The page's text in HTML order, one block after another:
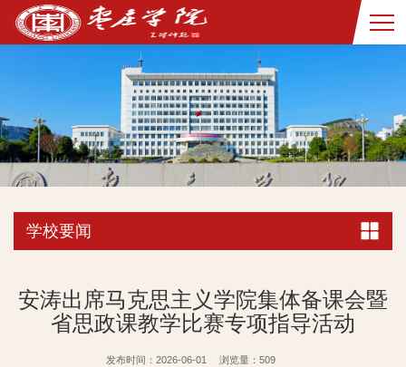
学校要闻
安涛出席马克思主义学院集体备课会暨
省思政课教学比赛专项指导活动
发布时间：2026-06-01 浏览量： 509